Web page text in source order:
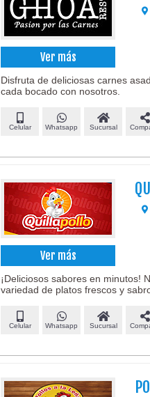
Ver más
Disfruta de deliciosas carnes
cada bocado con nosotros.
Celular Whatsapp Sucursal
Ver más
¡Deliciosos sabores en minutos!
variedad de platos frescos y
Celular Whatsapp Sucursal